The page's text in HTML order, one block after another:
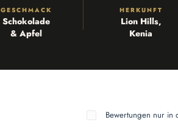
GESCHMACK
Schokolade
& Apfel
HERKUNFT
Lion Hills,
Kenia
Bewertungen nur in